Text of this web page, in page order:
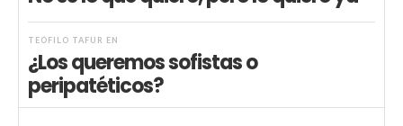
TEÓFILO TAFUR EN
¿Los queremos sofistas o
peripatéticos?